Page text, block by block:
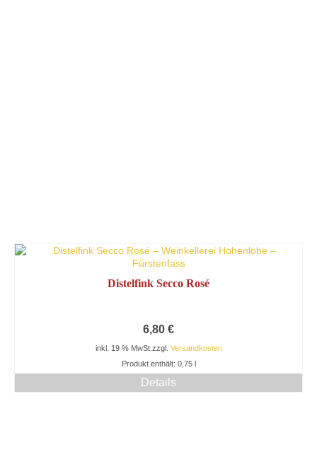
Distelfink Secco Rosé
6,80 €
inkl. 19 % MwSt. zzgl. Versandkosten
Produkt enthält: 0,75 l
Details